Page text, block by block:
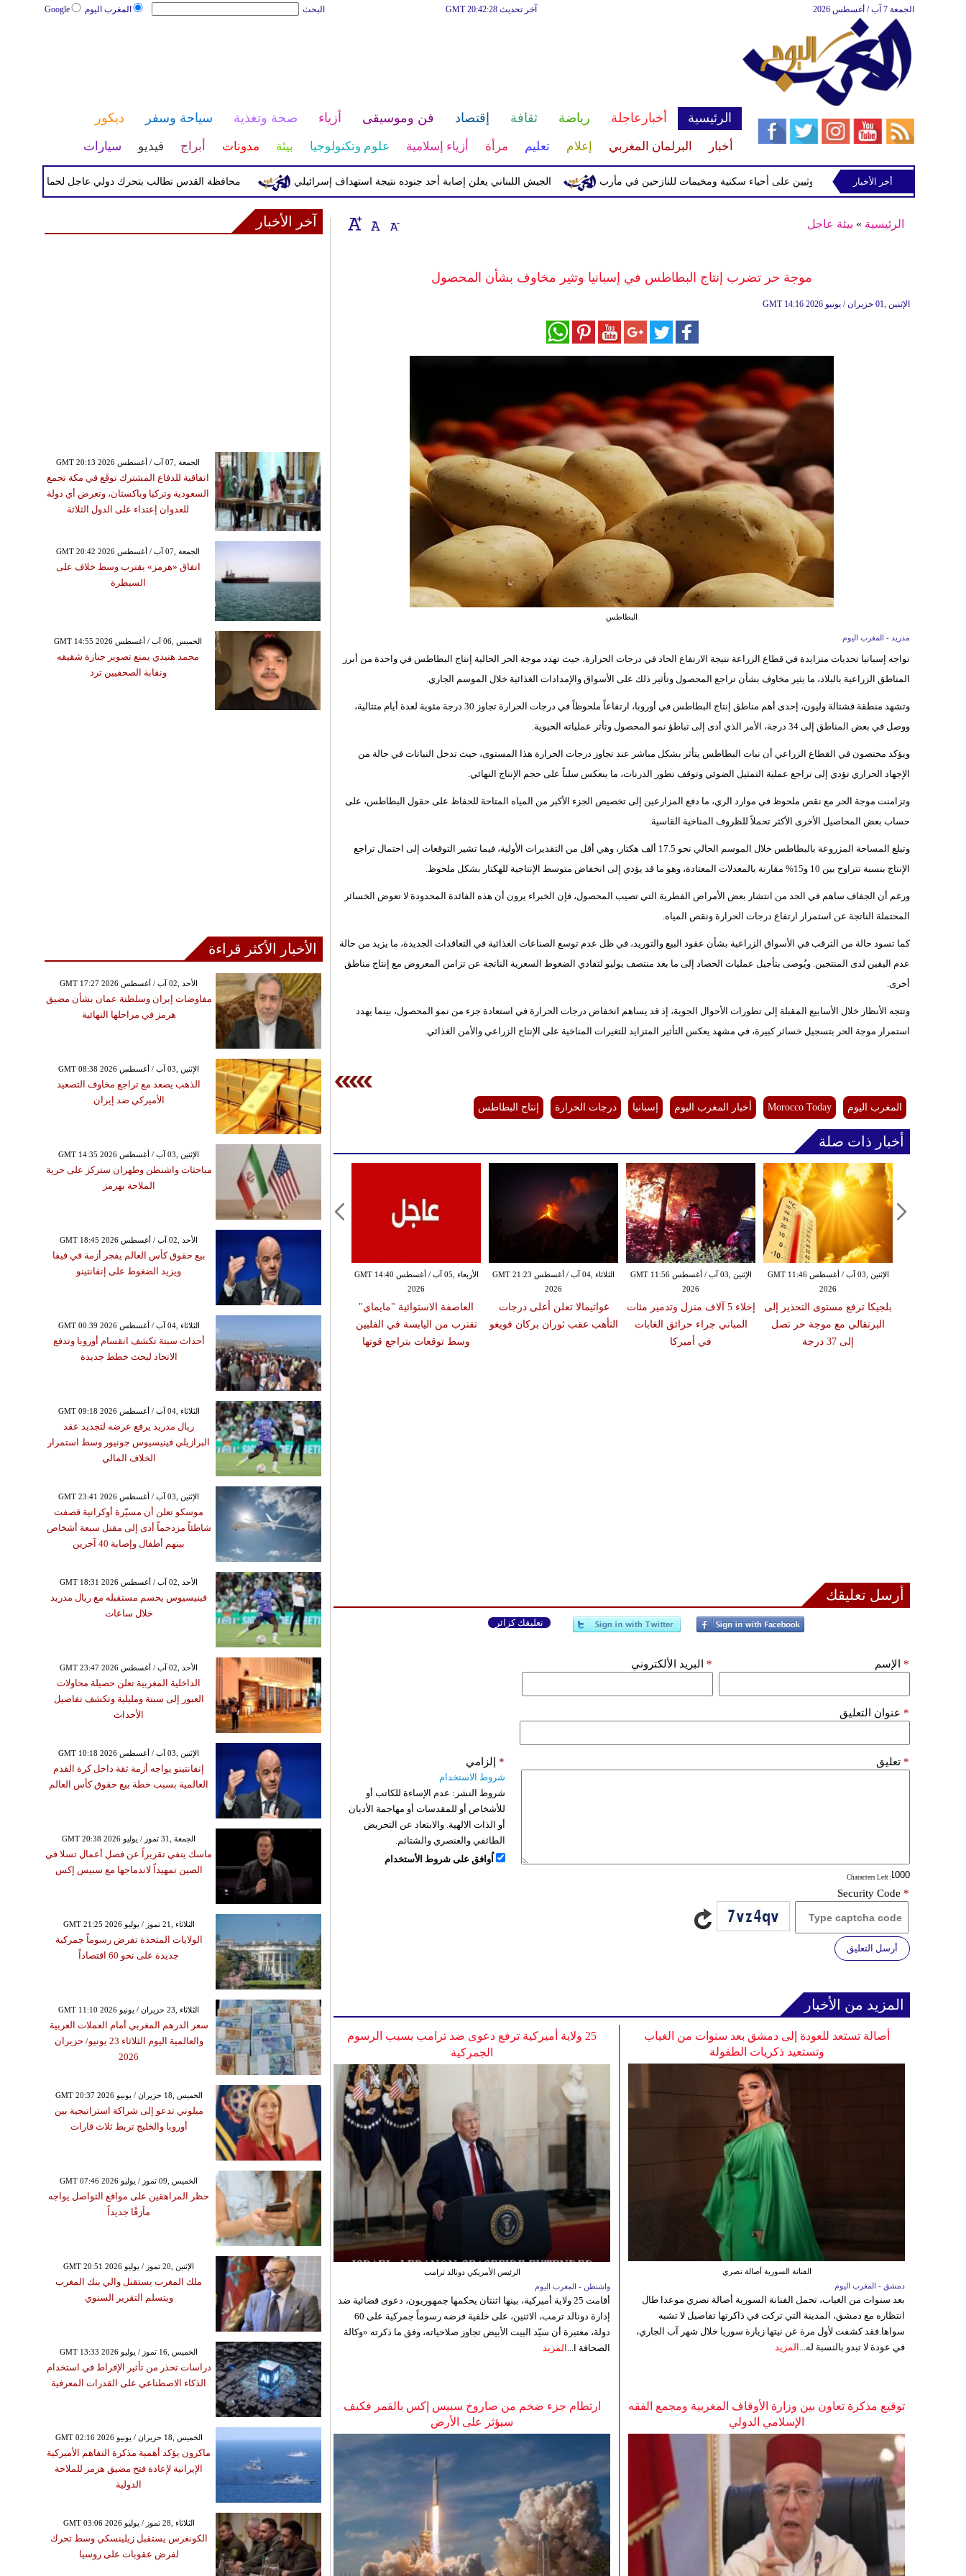
المغرب اليوم Google البحث آخر تحديث GMT 20:42:28 الجمعة 7 آب / أغسطس 2026
الرئيسية أخبارعاجلة رياضة ثقافة إقتصاد فن وموسيقى أزياء صحة وتغذية سياحة وسفر ديكور
أخبار البرلمان المغربي إعلام تعليم مرأة أزياء إسلامية علوم وتكنولوجيا بيئة مدونات أبراج فيديو سيارات
محافظة القدس تطالب بتحرك دولي عاجل لحماية المخيمات الجيش اللبناني يعلن إصابة أحد جنوده نتيجة استهداف إسرائيلي أخر الأخبار
الرئيسية » بيئة عاجل
موجة حر تضرب إنتاج البطاطس في إسبانيا وتثير مخاوف بشأن المحصول
GMT 14:16 2026 الإثنين ,01 حزيران / يونيو
البطاطس
مدريد - المغرب اليوم
تواجه إسبانيا تحديات متزايدة في قطاع الزراعة نتيجة الارتفاع الحاد في درجات الحرارة، حيث تهدد موجة الحر الحالية إنتاج البطاطس في واحدة من أبرز
المناطق الزراعية بالبلاد، ما يثير مخاوف بشأن تراجع المحصول وتأثير ذلك على الأسواق والإمدادات الغذائية خلال الموسم الجاري.
وتشهد منطقة قشتالة وليون، إحدى أهم مناطق إنتاج البطاطس في أوروبا، ارتفاعاً ملحوظاً في درجات الحرارة تجاوز 30 درجة مئوية لعدة أيام متتالية،
ووصل في بعض المناطق إلى 34 درجة، الأمر الذي أدى إلى تباطؤ نمو المحصول وتأثر عملياته الحيوية.
ويؤكد مختصون في القطاع الزراعي أن نبات البطاطس يتأثر بشكل مباشر عند تجاوز درجات الحرارة هذا المستوى، حيث تدخل النباتات في حالة من
الإجهاد الحراري تؤدي إلى تراجع عملية التمثيل الضوئي وتوقف تطور الدرنات، ما ينعكس سلباً على حجم الإنتاج النهائي.
وتزامنت موجة الحر مع نقص ملحوظ في موارد الري، ما دفع المزارعين إلى تخصيص الجزء الأكبر من المياه المتاحة للحفاظ على حقول البطاطس، على
حساب بعض المحاصيل الأخرى الأكثر تحملاً للظروف المناخية القاسية.
وتبلغ المساحة المزروعة بالبطاطس خلال الموسم الحالي نحو 17.5 ألف هكتار، وهي أقل من التقديرات الأولية، فيما تشير التوقعات إلى احتمال تراجع
الإنتاج بنسبة تتراوح بين 10 و15% مقارنة بالمعدلات المعتادة، وهو ما قد يؤدي إلى انخفاض متوسط الإنتاجية للهكتار بشكل ملحوظ.
ورغم أن الجفاف ساهم في الحد من انتشار بعض الأمراض الفطرية التي تصيب المحصول، فإن الخبراء يرون أن هذه الفائدة المحدودة لا تعوض الخسائر
المحتملة الناتجة عن استمرار ارتفاع درجات الحرارة ونقص المياه.
كما تسود حالة من الترقب في الأسواق الزراعية بشأن عقود البيع والتوريد، في ظل عدم توسع الصناعات الغذائية في التعاقدات الجديدة، ما يزيد من حالة
عدم اليقين لدى المنتجين. ويُوصى بتأجيل عمليات الحصاد إلى ما بعد منتصف يوليو لتفادي الضغوط السعرية الناتجة عن تزامن المعروض مع إنتاج مناطق
أخرى.
وتتجه الأنظار خلال الأسابيع المقبلة إلى تطورات الأحوال الجوية، إذ قد يساهم انخفاض درجات الحرارة في استعادة جزء من نمو المحصول، بينما يهدد
استمرار موجة الحر بتسجيل خسائر كبيرة، في مشهد يعكس التأثير المتزايد للتغيرات المناخية على الإنتاج الزراعي والأمن الغذائي.
المغرب اليوم Morocco Today أخبار المغرب اليوم إسبانيا درجات الحرارة إنتاج البطاطس
أخبار ذات صلة
الأربعاء ,05 آب / أغسطس GMT 14:45
2026
بركان فويجو في جواتيمالا
شخص بسبب الرماد والتدفقات
الطينية
الأربعاء ,05 آب / أغسطس GMT 14:40
2026
العاصفة الاستوائية "مايماي"
تقترب من اليابسة في الفلبين
وسط توقعات بتراجع قوتها
الثلاثاء ,04 آب / أغسطس GMT 21:23
2026
غواتيمالا تعلن أعلى درجات
التأهب عقب ثوران بركان فويغو
الإثنين ,03 آب / أغسطس GMT 11:56
2026
إخلاء 5 آلاف منزل وتدمير مئات
المباني جراء حرائق الغابات
في أميركا
الإثنين ,03 آب / أغسطس GMT 11:46
2026
بلجيكا ترفع مستوى التحذير إلى
البرتقالي مع موجة حر تصل
إلى 37 درجة
أرسل تعليقك
تعليقك كزائر
الإسم * البريد الألكتروني *
عنوان التعليق *
تعليق *
: Characters Left
إلزامي *
شروط الاستخدام
شروط النشر: عدم الإساءة للكاتب أو
للأشخاص أو للمقدسات أو مهاجمة الأديان
أو الذات الالهية. والابتعاد عن التحريض
الطائفي والعنصري والشتائم.
اُوافق على شروط الأستخدام
Security Code *
أرسل التعليق
المزيد من الأخبار
25 ولاية أميركية ترفع دعوى ضد ترامب بسبب الرسوم
الجمركية
الرئيس الأمريكي دونالد ترامب
واشنطن - المغرب اليوم
أقامت 25 ولاية أميركية، بينها اثنتان يحكمها جمهوريون، دعوى قضائية ضد
إدارة دونالد ترمب، الاثنين، على خلفية فرضه رسوماً جمركية على 60
دولة، معتبرة أن سيّد البيت الأبيض تجاوز صلاحياته، وفق ما ذكرته «وكالة
الصحافة ا... المزيد
أصالة تستعد للعودة إلى دمشق بعد سنوات من الغياب
وتستعيد ذكريات الطفولة
الفنانة السورية أصالة نصري
دمشق - المغرب اليوم
بعد سنوات من الغياب، تحمل الفنانة السورية أصالة نصري موعدا طال
انتظاره مع دمشق، المدينة التي تركت في ذاكرتها تفاصيل لا تشبه
سواها.فقد كشفت لأول مرة عن نيتها زيارة سوريا خلال شهر آب الجاري،
في عودة لا تبدو بالنسبة له... المزيد
ارتطام جزء ضخم من صاروخ سبيس إكس بالقمر فكيف
سيؤثر على الأرض
توقيع مذكرة تعاون بين وزارة الأوقاف المغربية ومجمع الفقه
الإسلامي الدولي
آخر الأخبار
GMT 20:13 2026 الجمعة ,07 آب / أغسطس
اتفاقية للدفاع المشترك توقَع في مكة تجمع
السعودية وتركيا وباكستان، وتعرض أي دولة
للعدوان إعتداء على الدول الثلاثة
GMT 20:42 2026 الجمعة ,07 آب / أغسطس
اتفاق «هرمز» يقترب وسط خلاف على
السيطرة
GMT 14:55 2026 الخميس ,06 آب / أغسطس
محمد هنيدي يمنع تصوير جنازة شقيقه
ونقابة الصحفيين ترد
الأخبار الأكثر قراءة
GMT 17:27 2026 الأحد ,02 آب / أغسطس
مفاوضات إيران وسلطنة عمان بشأن مضيق
هرمز في مراحلها النهائية
GMT 08:38 2026 الإثنين ,03 آب / أغسطس
الذهب يصعد مع تراجع مخاوف التصعيد
الأميركي ضد إيران
GMT 14:35 2026 الإثنين ,03 آب / أغسطس
مباحثات واشنطن وطهران ستركز على حرية
الملاحة بهرمز
GMT 18:45 2026 الأحد ,02 آب / أغسطس
بيع حقوق كأس العالم يفجر أزمة في فيفا
ويزيد الضغوط على إنفانتينو
GMT 00:39 2026 الثلاثاء ,04 آب / أغسطس
أحداث سبتة تكشف انقسام أوروبا وتدفع
الاتحاد لبحث خطط جديدة
GMT 09:18 2026 الثلاثاء ,04 آب / أغسطس
ريال مدريد يرفع عرضه لتجديد عقد
البرازيلي فينيسيوس جونيور وسط استمرار
الخلاف المالي
GMT 23:41 2026 الإثنين ,03 آب / أغسطس
موسكو تعلن أن مسيّرة أوكرانية قصفت
شاطئاً مزدحماً أدى إلى مقتل سبعة أشخاص
بينهم أطفال وإصابة 40 آخرين
GMT 18:31 2026 الأحد ,02 آب / أغسطس
فينيسيوس يحسم مستقبله مع ريال مدريد
خلال ساعات
GMT 23:47 2026 الأحد ,02 آب / أغسطس
الداخلية المغربية تعلن حصيلة محاولات
العبور إلى سبتة ومليلية وتكشف تفاصيل
الأحداث
GMT 10:18 2026 الإثنين ,03 آب / أغسطس
إنفانتينو يواجه أزمة ثقة داخل كرة القدم
العالمية بسبب خطة بيع حقوق كأس العالم
GMT 20:38 2026 الجمعة ,31 تموز / يوليو
ماسك ينفي تقريراً عن فصل أعمال تسلا في
الصين تمهيداً لاندماجها مع سبيس إكس
GMT 21:25 2026 الثلاثاء ,21 تموز / يوليو
الولايات المتحدة تفرض رسوماً جمركية
جديدة على نحو 60 اقتصاداً
GMT 11:10 2026 الثلاثاء ,23 حزيران / يونيو
سعر الدرهم المغربي أمام العملات العربية
والعالمية اليوم الثلاثاء 23 يونيو/ حزيران
2026
GMT 20:37 2026 الخميس ,18 حزيران / يونيو
ميلوني تدعو إلى شراكة استراتيجية بين
أوروبا والخليج تربط ثلاث قارات
GMT 07:46 2026 الخميس ,09 تموز / يوليو
حظر المراهقين على مواقع التواصل يواجه
مأزقًا جديداً
GMT 20:51 2026 الإثنين ,20 تموز / يوليو
ملك المغرب يستقبل والي بنك المغرب
ويتسلم التقرير السنوي
GMT 13:33 2026 الخميس ,16 تموز / يوليو
دراسات تحذر من تأثير الإفراط في استخدام
الذكاء الاصطناعي على القدرات المعرفية
GMT 02:16 2026 الخميس ,18 حزيران / يونيو
ماكرون يؤكد أهمية مذكرة التفاهم الأميركية
الإيرانية لإعادة فتح مضيق هرمز للملاحة
الدولية
GMT 03:06 2026 الثلاثاء ,28 تموز / يوليو
الكونغرس يستقبل زيلينسكي وسط تحرك
لفرض عقوبات على روسيا